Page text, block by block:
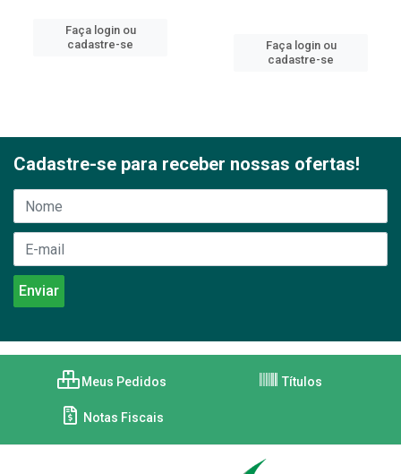
Faça login ou
cadastre-se
Faça login ou
cadastre-se
Cadastre-se para receber nossas ofertas!
Meus Pedidos Títulos
Notas Fiscais